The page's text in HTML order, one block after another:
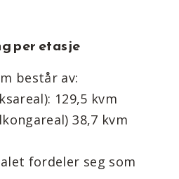
per etasje
består av:
129,5 kvm
38,7 kvm
fordeler seg som